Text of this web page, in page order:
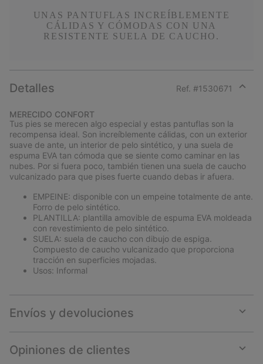
UNAS PANTUFLAS INCREÍBLEMENTE
CÁLIDAS Y CÓMODAS CON UNA
RESISTENTE SUELA DE CAUCHO.
Detalles Ref. #1530671
section
MERECIDO CONFORT
Tus pies se merecen algo especial y estas pantuflas son la
recompensa ideal. Son increíblemente cálidas, con un exterior
suave de ante, un interior de pelo sintético, y una suela de
espuma EVA tan cómoda que se siente como caminar en las
nubes. Por si fuera poco, también tienen una suela de caucho
vulcanizado para que pises fuerte cuando debas ir afuera.
EMPEINE: disponible con un empeine totalmente de ante.
Forro de pelo sintético.
PLANTILLA: plantilla amovible de espuma EVA moldeada
con revestimiento de pelo sintético.
SUELA: suela de caucho con dibujo de espiga.
Compuesto de caucho vulcanizado que proporciona
tracción en superficies mojadas.
Usos: Informal
Envíos y devoluciones
or
Opiniones de clientes